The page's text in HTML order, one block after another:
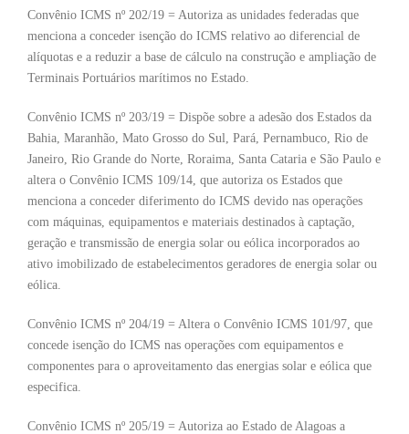
Convênio ICMS nº 202/19 = Autoriza as unidades federadas que
menciona a conceder isenção do ICMS relativo ao diferencial de
alíquotas e a reduzir a base de cálculo na construção e ampliação de
Terminais Portuários marítimos no Estado.
Convênio ICMS nº 203/19 = Dispõe sobre a adesão dos Estados da
Bahia, Maranhão, Mato Grosso do Sul, Pará, Pernambuco, Rio de
Janeiro, Rio Grande do Norte, Roraima, Santa Cataria e São Paulo e
altera o Convênio ICMS 109/14, que autoriza os Estados que
menciona a conceder diferimento do ICMS devido nas operações
com máquinas, equipamentos e materiais destinados à captação,
geração e transmissão de energia solar ou eólica incorporados ao
ativo imobilizado de estabelecimentos geradores de energia solar ou
eólica.
Convênio ICMS nº 204/19 = Altera o Convênio ICMS 101/97, que
concede isenção do ICMS nas operações com equipamentos e
componentes para o aproveitamento das energias solar e eólica que
especifica.
Convênio ICMS nº 205/19 = Autoriza ao Estado de Alagoas a